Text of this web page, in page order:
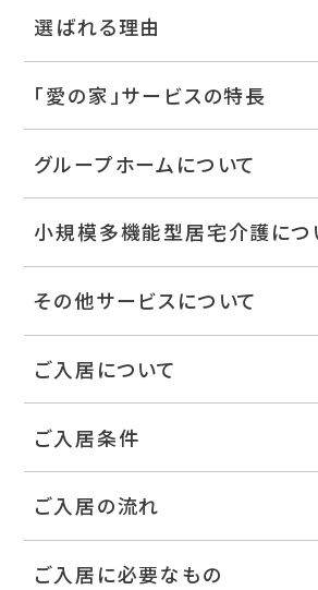
選ばれる理由
「愛の家」サービスの特長
グループホームについて
小規模多機能型居宅介護につ
その他サービスについて
ご入居について
ご入居条件
ご入居の流れ
ご入居に必要なもの